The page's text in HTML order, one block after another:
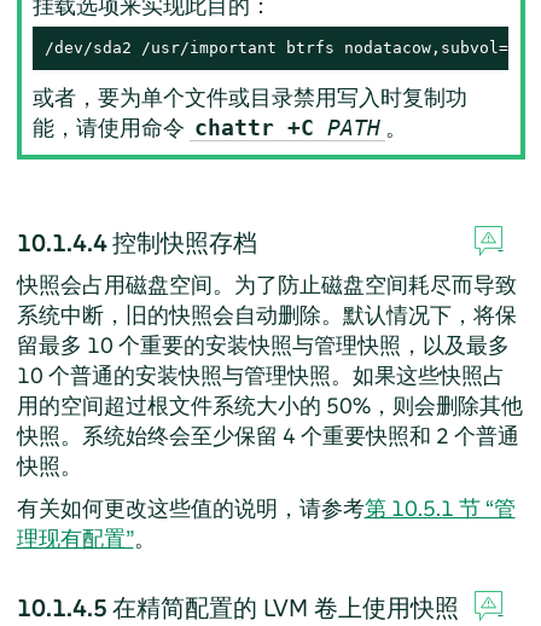
挂载选项来实现此目的：
/dev/sda2 /usr/important btrfs nodatacow,subvol=@/
或者，要为单个文件或目录禁用写入时复制功
能，请使用命令 chattr +CPATH 。
10.1.4.4控制快照存档
快照会占用磁盘空间。为了防止磁盘空间耗尽而导致
系统中断，旧的快照会自动删除。默认情况下，将保
留最多 10 个重要的安装快照与管理快照，以及最多
10 个普通的安装快照与管理快照。如果这些快照占
用的空间超过根文件系统大小的 50%，则会删除其他
快照。系统始终会至少保留 4 个重要快照和 2 个普通
快照。
有关如何更改这些值的说明，请参考第 10.5.1 节 “管
理现有配置”。
10.1.4.5在精简配置的 LVM 卷上使用快照